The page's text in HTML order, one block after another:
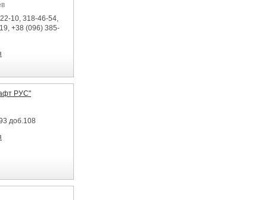
10, 318-46-54,
+38 (096) 385-
РУС"
доб.108